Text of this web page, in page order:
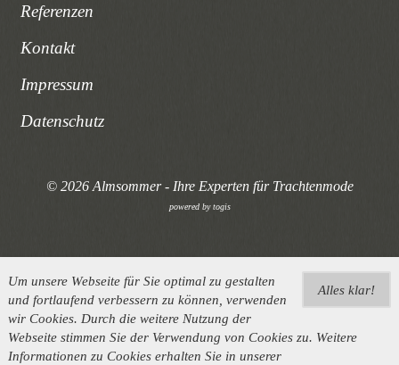
Referenzen
Kontakt
Impressum
Datenschutz
© 2026 Almsommer - Ihre Experten für Trachtenmode
powered bytogis
Alles klar!
Um unsere Webseite für Sie optimal zu gestalten
und fortlaufend verbessern zu können, verwenden
wir Cookies. Durch die weitere Nutzung der
Webseite stimmen Sie der Verwendung von Cookies zu. Weitere
Informationen zu Cookies erhalten Sie in unserer